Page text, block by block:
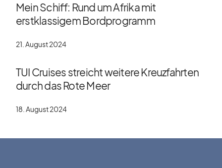
Mein Schiff: Rund um Afrika mit
erstklassigem Bordprogramm
21. August 2024
TUI Cruises streicht weitere Kreuzfahrten
durch das Rote Meer
18. August 2024